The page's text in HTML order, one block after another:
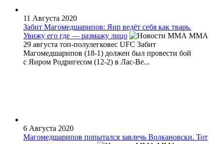
11 Августа 2020
Забит Магомедшарипов: Яир ведёт себя как тварь.
Увижу его где — размажу лицо
MMA
29 августа топ-полулегковес UFC Забит
Магомедшарипов (18-1) должен был провести бой
с Яиром Родригесом (12-2) в Лас-Ве...
6 Августа 2020
Магомедшарипов попытался завлечь Волкановски. Тот